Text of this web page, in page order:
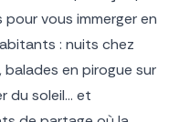
vous immerger en
: nuits chez
balades en pirogue sur
du soleil… et